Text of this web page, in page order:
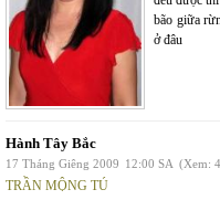
bão giữa
ở đâu
Hành Tây Bắc
17 Tháng Giêng 2009 12:00 SA (Xem:
TRẦN MỘNG TÚ